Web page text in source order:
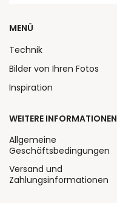
MENÜ
Technik
Bilder von Ihren Fotos
Inspiration
WEITERE INFORMATIONEN
Allgemeine
Geschäftsbedingungen
Versand und
Zahlungsinformationen